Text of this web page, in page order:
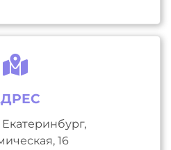
Екатеринбург,
16